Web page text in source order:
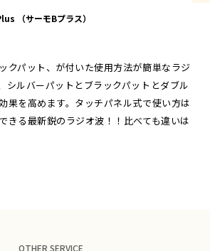
（サーモBプラス）
クパット、が付いた使用方法が簡単なラジ
シルバーパットとブラックパットとダブル
果を高めます。タッチパネル式で使い方は
きる最新鋭のラジオ波！！比べても違いは
OTHER SERVICE